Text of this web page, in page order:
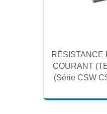
RÉSISTANCE
COURANT
(Série CSW